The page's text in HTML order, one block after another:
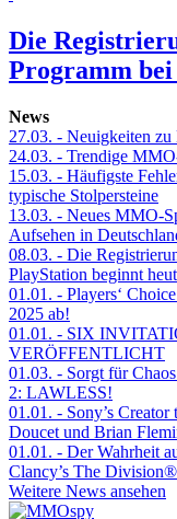
Die
Programm
News
27.03. - Neuigkeiten
24.03. - Trendige
15.03. - Häufigste
typische Stolpersteine
13.03. - Neues MMO-
Aufsehen in
08.03. - Die
PlayStation beginnt
01.01. - Players‘
2025 ab!
01.01. - SIX
VERÖFFENTLICHT
01.03. - Sorgt für
2: LAWLESS!
01.01. - Sony’s
Doucet und Brian
01.01. - Der Wahrheit
Clancy’s The
Weitere News ansehen